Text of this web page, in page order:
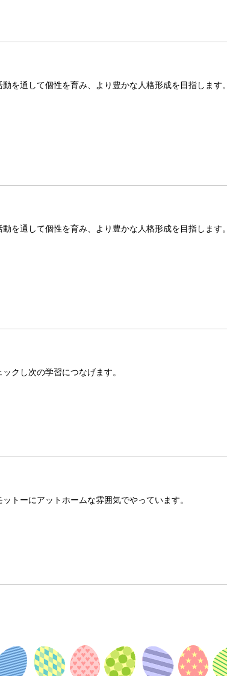
を通して個性を育み、より豊かな人格形成を目指します。
を通して個性を育み、より豊かな人格形成を目指します。
クし次の学習につなげます。
トーにアットホームな雰囲気でやっています。